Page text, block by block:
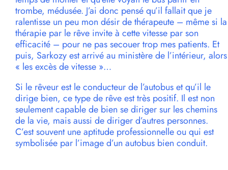
trombe, médusée. J’ai donc pensé qu’il fallait que je
ralentisse un peu mon désir de thérapeute – même si la
thérapie par le rêve invite à cette vitesse par son
efficacité – pour ne pas secouer trop mes patients. Et
puis, Sarkozy est arrivé au ministère de l’intérieur, alors
« les excès de vitesse »…
Si le rêveur est le conducteur de l’autobus et qu’il le
dirige bien, ce type de rêve est très positif. Il est non
seulement capable de bien se diriger sur les chemins
de la vie, mais aussi de diriger d’autres personnes.
C’est souvent une aptitude professionnelle ou qui est
symbolisée par l’image d’un autobus bien conduit.